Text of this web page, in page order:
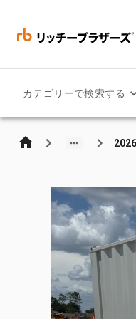
カテゴリーで検索する